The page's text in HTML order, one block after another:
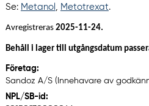
Se: Metanol , Metotrexat.
Avregistreras 2025-11-24.
Behåll i lager till utgångsdatum
Företag:
Sandoz A/S (Innehavare av
NPL/SB-id: